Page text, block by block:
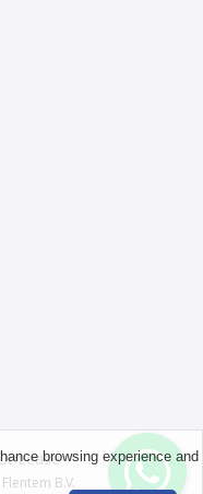
Flentem B.V.
browsing experience and